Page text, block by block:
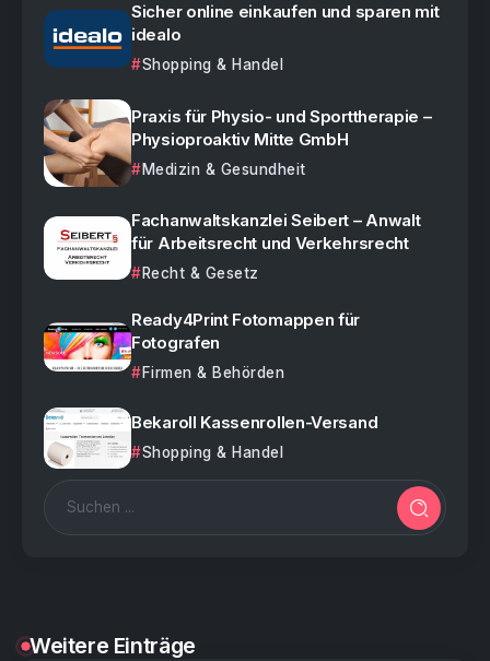
Sicher online einkaufen und sparen mit
idealo
Shopping & Handel
Praxis für Physio- und Sporttherapie –
Physioproaktiv Mitte GmbH
Medizin & Gesundheit
Fachanwaltskanzlei Seibert – Anwalt
für Arbeitsrecht und Verkehrsrecht
Recht & Gesetz
Ready4Print Fotomappen für
Fotografen
Firmen & Behörden
Bekaroll Kassenrollen-Versand
Shopping & Handel
Weitere Einträge